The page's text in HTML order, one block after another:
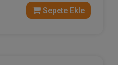
Sepete Ekle